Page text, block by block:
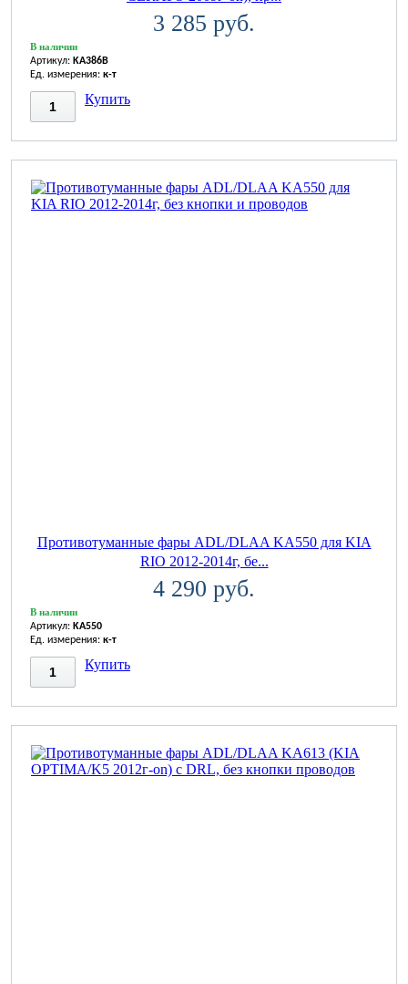
3 285 руб.
В наличии
Артикул: KA386B
Ед. измерения: к-т
Купить
Противотуманные фары ADL/DLAA KA550 для KIA
RIO 2012-2014г, бе...
4 290 руб.
В наличии
Артикул: KA550
Ед. измерения: к-т
Купить